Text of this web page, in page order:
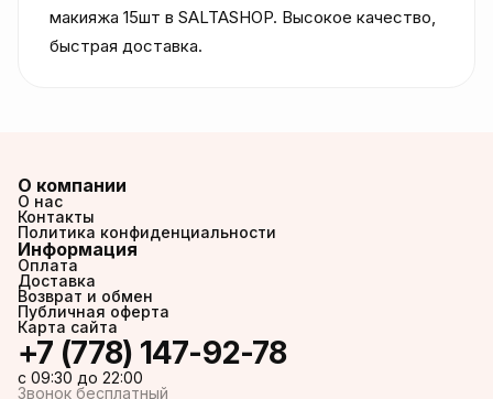
макияжа 15шт в SALTASHOP. Высокое качество,
быстрая доставка.
О компании
О нас
Контакты
Политика конфиденциальности
Информация
Оплата
Доставка
Возврат и обмен
Публичная оферта
Карта сайта
+7 (778) 147-92-78
c 09:30 до 22:00
Звонок бесплатный